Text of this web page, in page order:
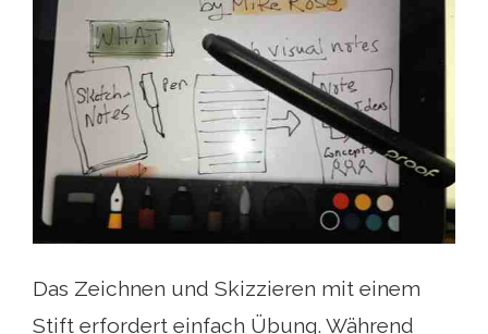
Das Zeichnen und Skizzieren mit einem
Stift erfordert einfach Übung. Während